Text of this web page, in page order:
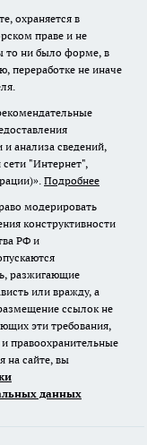
охраняется в
праве и не
то ни было форме, в
переработке не иначе
анализа сведений,
"Интернет",
Подробнее
модерировать
конструктивности
РФ и
разжигающие
или вражду, а
ссылок не
эти требования,
правоохранительные
на сайте, вы
данных